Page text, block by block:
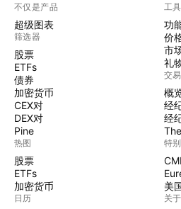
不仅是产品
超级图表
筛选器
股票
ETFs
债券
加密货币
CEX对
DEX对
Pine
热图
股票
ETFs
加密货币
日历
工
功
价
市
礼
交易
概
经
经
特
美
关